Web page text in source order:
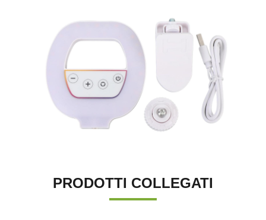
PRODOTTI COLLEGATI